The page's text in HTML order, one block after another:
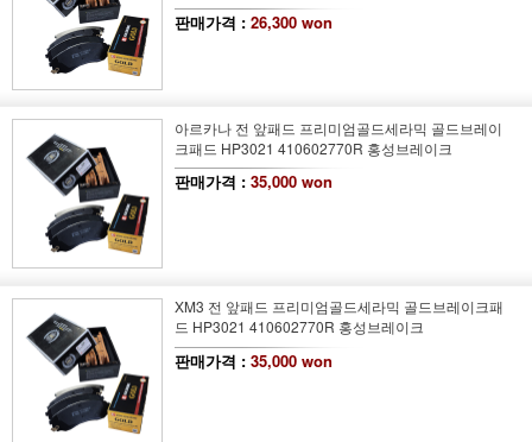
판매가격 : 26,300 won
아르카나 전 앞패드 프리미엄골드세라믹 골드브레이
크패드 HP3021 410602770R 홍성브레이크
판매가격 : 35,000 won
XM3 전 앞패드 프리미엄골드세라믹 골드브레이크패
드 HP3021 410602770R 홍성브레이크
판매가격 : 35,000 won